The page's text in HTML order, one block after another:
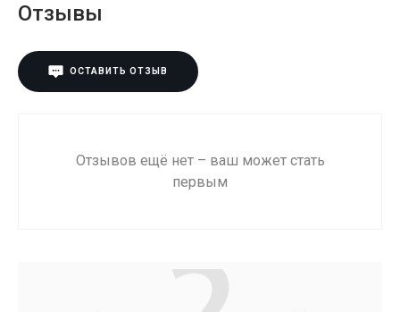
Отзывы
ОСТАВИТЬ ОТЗЫВ
Отзывов ещё нет – ваш может стать
первым